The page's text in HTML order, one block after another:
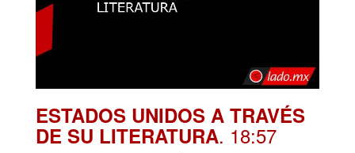
ESTADOS UNIDOS A TRAVÉS
DE SU LITERATURA. 18:57